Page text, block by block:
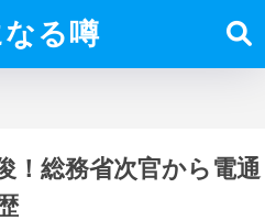
る噂
！総務省次官から電通